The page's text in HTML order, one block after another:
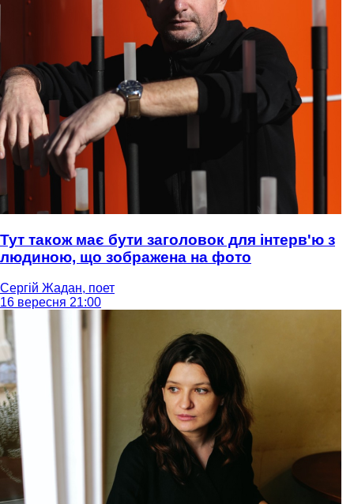
Тут також має бути заголовок для інтерв'ю з
людиною, що зображена на фото
Сергій Жадан, поет
16 вересня 21:00